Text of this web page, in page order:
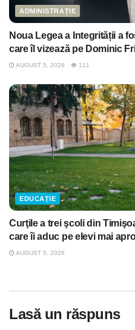
ADMINISTRAȚIE
Noua Legea a Integrității a
care îl vizează pe Dominic
AUGUST 5, 2026 111
EDUCAȚIE
Curţile a trei şcoli din
care îi aduc pe elevi mai
AUGUST 5, 2026
Lasă un răspuns